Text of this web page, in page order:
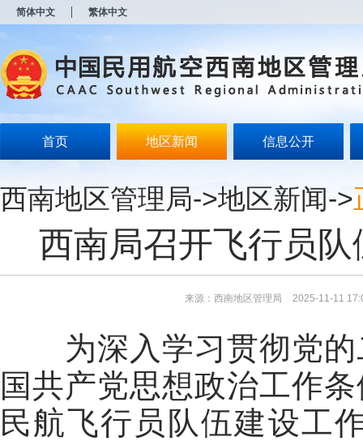
简体中文 繁体中文
首页 地区新闻 信息公开
西南地区管理局->地区新闻->
西南局召开飞行员
来源：西南地区管理局 2025-11-11
为深入学习贯彻党
国共产党思想政治工作
民航飞行员队伍建设工
开
无
障
说
Alt
加